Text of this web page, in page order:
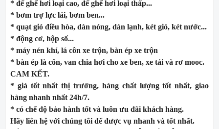
* đế ghế hơi loại cao, đế ghế hơi loại thấp...
* bơm trợ lực lái, bơm ben...
* quạt gió điều hòa, dàn nóng, dàn lạnh, két gió, két nước...
* động cơ, hộp số...
* máy nén khí, lá côn xe trộn, bàn ép xe trộn
* bàn ép là côn, van chia hơi cho xe ben, xe tải và rơ mooc.
CAM KẾT.
* giá tốt nhất thị trường, hàng chất lượng tốt nhất, giao
hàng nhanh nhất 24h/7.
* có chế độ bảo hành tốt và luôn ưu đãi khách hàng.
Hãy liên hệ với chúng tôi để được vụ nhanh và tốt nhất.